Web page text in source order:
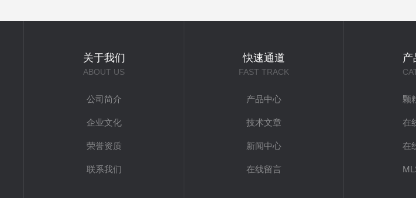
关于我们
ABOUT US
公司简介
企业文化
荣誉资质
联系我们
快速通道
FAST TRACK
产品中心
技术文章
新闻中心
在线留言
产
颗
在
在